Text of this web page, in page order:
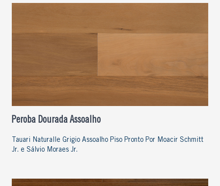
Peroba Dourada Assoalho
Tauari Naturalle Grigio Assoalho Piso Pronto Por Moacir Schmitt
Jr. e Sálvio Moraes Jr.